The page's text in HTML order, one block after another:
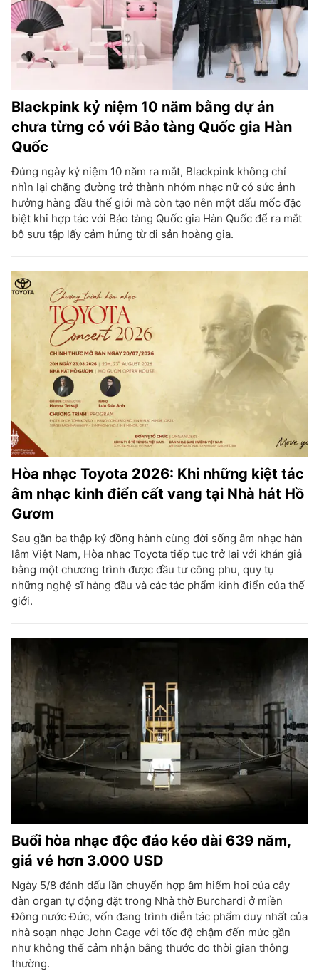
Blackpink kỷ niệm 10 năm bằng dự án
chưa từng có với Bảo tàng Quốc gia Hàn
Quốc
Đúng ngày kỷ niệm 10 năm ra mắt, Blackpink không chỉ
nhìn lại chặng đường trở thành nhóm nhạc nữ có sức ảnh
hưởng hàng đầu thế giới mà còn tạo nên một dấu mốc đặc
biệt khi hợp tác với Bảo tàng Quốc gia Hàn Quốc để ra mắt
bộ sưu tập lấy cảm hứng từ di sản hoàng gia.
Hòa nhạc Toyota 2026: Khi những kiệt tác
âm nhạc kinh điển cất vang tại Nhà hát Hồ
Gươm
Sau gần ba thập kỷ đồng hành cùng đời sống âm nhạc hàn
lâm Việt Nam, Hòa nhạc Toyota tiếp tục trở lại với khán giả
bằng một chương trình được đầu tư công phu, quy tụ
những nghệ sĩ hàng đầu và các tác phẩm kinh điển của thế
giới.
Buổi hòa nhạc độc đáo kéo dài 639 năm,
giá vé hơn 3.000 USD
Ngày 5/8 đánh dấu lần chuyển hợp âm hiếm hoi của cây
đàn organ tự động đặt trong Nhà thờ Burchardi ở miền
Đông nước Đức, vốn đang trình diễn tác phẩm duy nhất của
nhà soạn nhạc John Cage với tốc độ chậm đến mức gần
như không thể cảm nhận bằng thước đo thời gian thông
thường.